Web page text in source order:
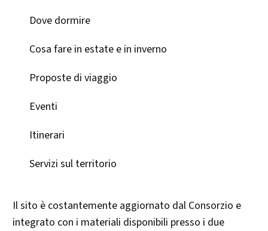
Dove dormire
Cosa fare in estate e in inverno
Proposte di viaggio
Eventi
Itinerari
Servizi sul territorio
Il sito è costantemente aggiornato dal Consorzio e
integrato con i materiali disponibili presso i due